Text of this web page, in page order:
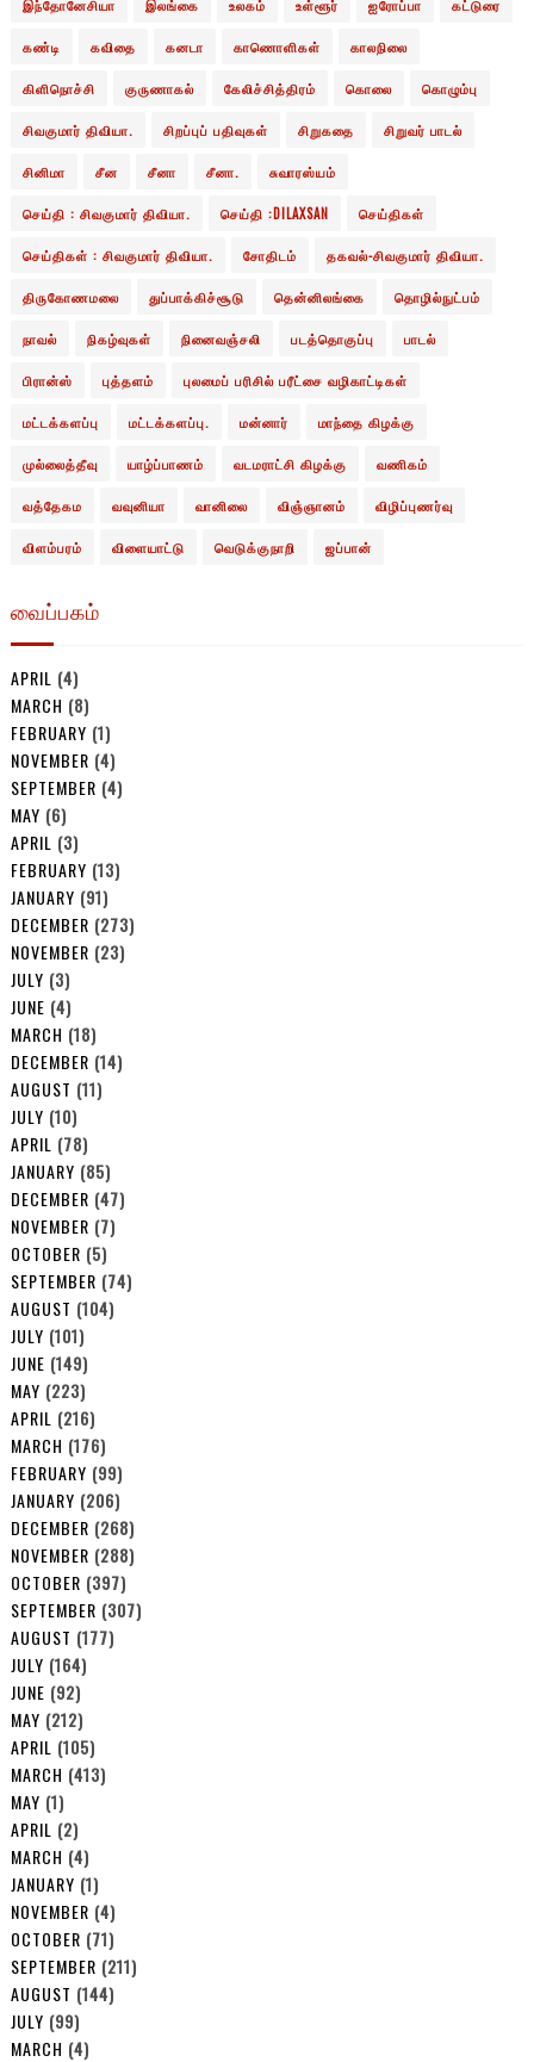
இந்தோனேசியா இலங்கை உலகம் உள்ளூர் ஐரோப்பா கட்டுரை
கண்டி கவிதை கனடா காணொளிகள் காலநிலை
கிளிநொச்சி குருணாகல் கேலிச்சித்திரம் கொலை கொழும்பு
சிவகுமார் திவியா. சிறப்புப் பதிவுகள் சிறுகதை சிறுவர் பாடல்
சினிமா சீன சீனா சீனா. சுவாரஸ்யம்
செய்தி : சிவகுமார் திவியா. செய்தி :DILAXSAN செய்திகள்
செய்திகள் : சிவகுமார் திவியா. சோதிடம் தகவல்-சிவகுமார் திவியா.
திருகோணமலை துப்பாக்கிச்சூடு தென்னிலங்கை தொழில்நுட்பம்
நாவல் நிகழ்வுகள் நினைவஞ்சலி படத்தொகுப்பு பாடல்
பிரான்ஸ் புத்தளம் புலமைப் பரிசில் பரீட்சை வழிகாட்டிகள்
மட்டக்களப்பு மட்டக்களப்பு. மன்னார் மாந்தை கிழக்கு
முல்லைத்தீவு யாழ்ப்பாணம் வடமராட்சி கிழக்கு வணிகம்
வத்தேகம வவுனியா வானிலை விஞ்ஞானம் விழிப்புணர்வு
விளம்பரம் விளையாட்டு வெடுக்குநாறி ஜப்பான்
வைப்பகம்
APRIL (4)
MARCH (8)
FEBRUARY (1)
NOVEMBER (4)
SEPTEMBER (4)
MAY (6)
APRIL (3)
FEBRUARY (13)
JANUARY (91)
DECEMBER (273)
NOVEMBER (23)
JULY (3)
JUNE (4)
MARCH (18)
DECEMBER (14)
AUGUST (11)
JULY (10)
APRIL (78)
JANUARY (85)
DECEMBER (47)
NOVEMBER (7)
OCTOBER (5)
SEPTEMBER (74)
AUGUST (104)
JULY (101)
JUNE (149)
MAY (223)
APRIL (216)
MARCH (176)
FEBRUARY (99)
JANUARY (206)
DECEMBER (268)
NOVEMBER (288)
OCTOBER (397)
SEPTEMBER (307)
AUGUST (177)
JULY (164)
JUNE (92)
MAY (212)
APRIL (105)
MARCH (413)
MAY (1)
APRIL (2)
MARCH (4)
JANUARY (1)
NOVEMBER (4)
OCTOBER (71)
SEPTEMBER (211)
AUGUST (144)
JULY (99)
MARCH (4)